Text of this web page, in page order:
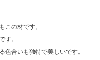
この材です。
す。
色合いも独特で美しいです。